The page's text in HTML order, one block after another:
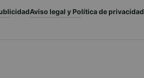
Aviso legal y Política de privacidad